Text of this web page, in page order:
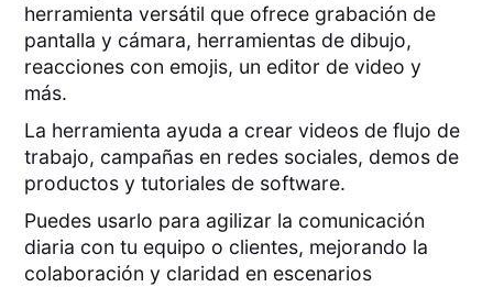
herramienta versátil que ofrece grabación de
pantalla y cámara, herramientas de dibujo,
reacciones con emojis, un editor de video y
más.
La herramienta ayuda a crear videos de flujo de
trabajo, campañas en redes sociales, demos de
productos y tutoriales de software.
Puedes usarlo para agilizar la comunicación
diaria con tu equipo o clientes, mejorando la
colaboración y claridad en escenarios